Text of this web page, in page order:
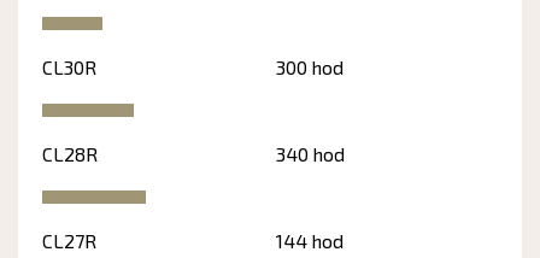
CL30R 300 hod
CL28R 340 hod
CL27R 144 hod